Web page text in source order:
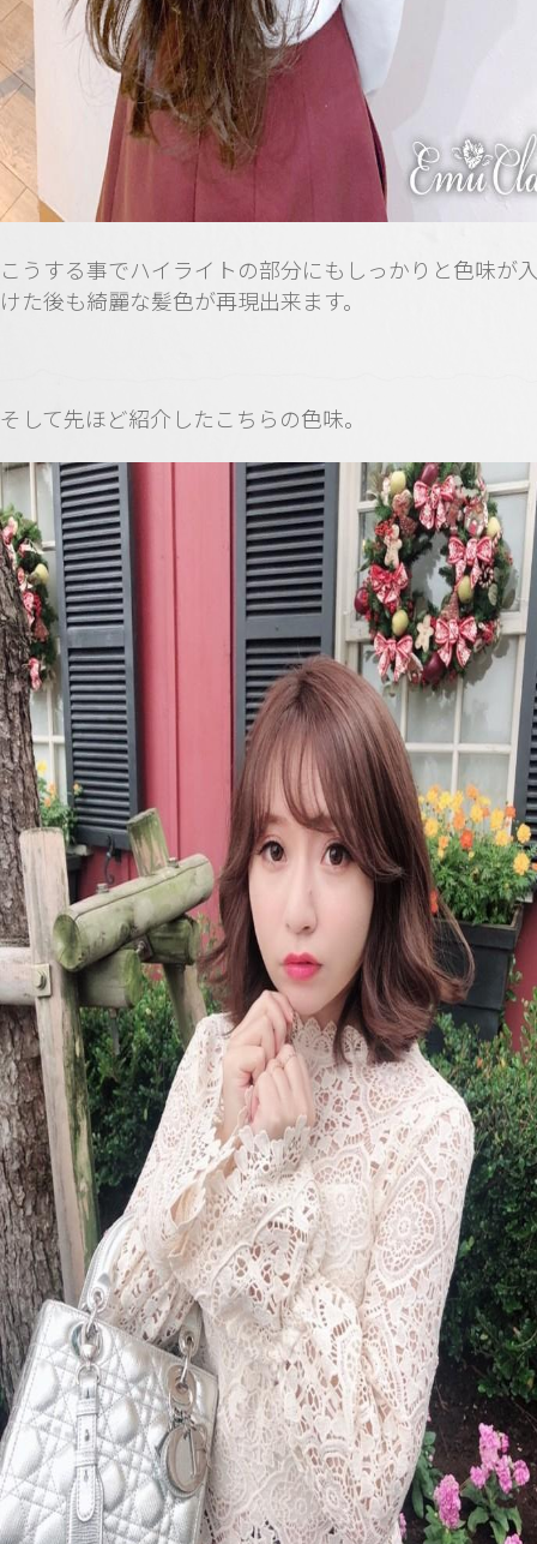
こうする事でハイライトの部分にもしっかりと色味が
けた後も綺麗な髪色が再現出来ます。
そして先ほど紹介したこちらの色味。